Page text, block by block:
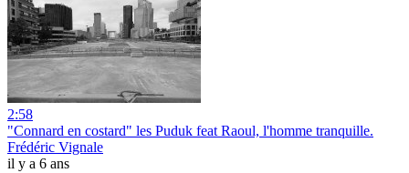
2:58
"Connard en costard" les Puduk feat Raoul, l'homme tranquille.
Frédéric Vignale
il y a 6 ans